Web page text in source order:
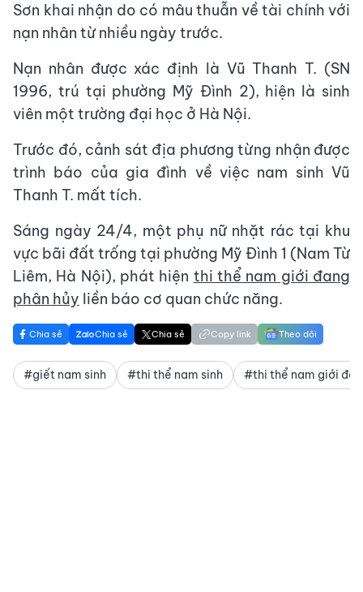
Sơn khai nhận do có mâu thuẫn về tài chính với
nạn nhân từ nhiều ngày trước.
Nạn nhân được xác định là Vũ Thanh T. (SN
1996, trú tại phường Mỹ Đình 2), hiện là sinh
viên một trường đại học ở Hà Nội.
Trước đó, cảnh sát địa phương từng nhận được
trình báo của gia đình về việc nam sinh Vũ
Thanh T. mất tích.
Sáng ngày 24/4, một phụ nữ nhặt rác tại khu
vực bãi đất trống tại phường Mỹ Đình 1 (Nam Từ
Liêm, Hà Nội), phát hiện thi thể nam giới đang
phân hủy liền báo cơ quan chức năng.
Chia sẻ Chia sẻ Chia sẻ Copy link Theo dõi
#giết nam sinh #thi thể nam sinh #thi thể nam giới